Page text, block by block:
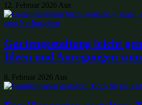
12. Februar 2026 Aus
Gartengestaltung leicht
Ideen und Anregungen
8. Februar 2026 Aus